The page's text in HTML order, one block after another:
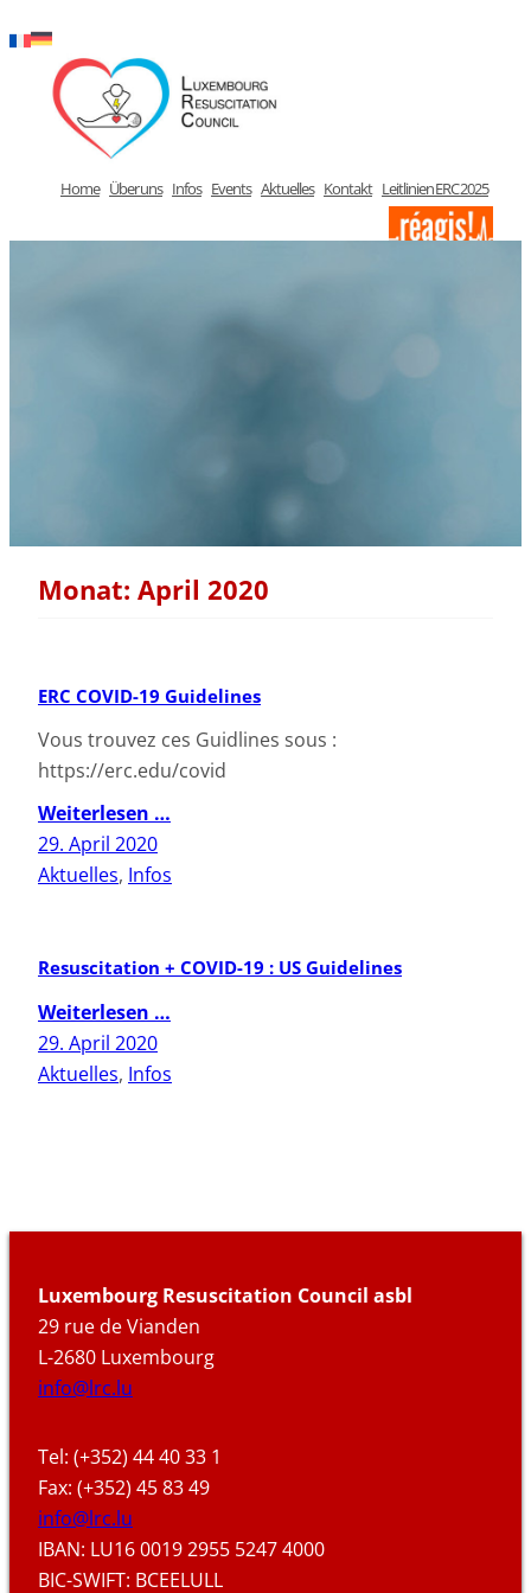
Inhalt
springen
Home Über uns Infos Events Aktuelles Kontakt Leitlinien ERC 2025
Monat: April 2020
ERC COVID-19 Guidelines
Vous trouvez ces Guidlines sous :
https://erc.edu/covid
Weiterlesen …
29. April 2020
Aktuelles, Infos
Resuscitation + COVID-19 : US Guidelines
Weiterlesen …
29. April 2020
Aktuelles, Infos
Luxembourg Resuscitation Council asbl
29 rue de Vianden
L-2680 Luxembourg
info@lrc.lu
Tel: (+352) 44 40 33 1
Fax: (+352) 45 83 49
info@lrc.lu
IBAN: LU16 0019 2955 5247 4000
BIC-SWIFT: BCEELULL